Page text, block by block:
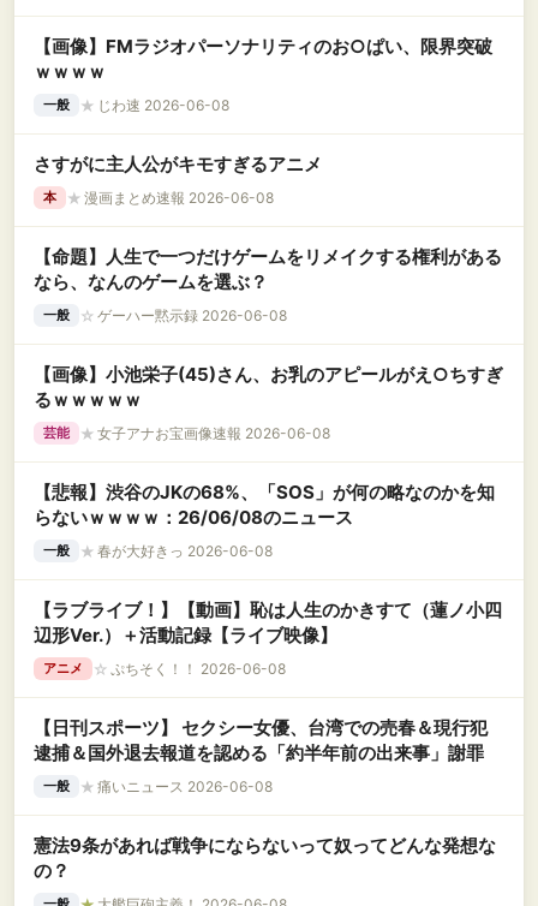
【画像】FMラジオパーソナリティのお○ぱい、限界突破
ｗｗｗｗ
一般 ★ じわ速 2026-06-08
さすがに主人公がキモすぎるアニメ
本 ★ 漫画まとめ速報 2026-06-08
【命題】人生で一つだけゲームをリメイクする権利がある
なら、なんのゲームを選ぶ？
一般 ☆ ゲーハー黙示録 2026-06-08
【画像】小池栄子(45)さん、お乳のアピールがえ○ちすぎ
るｗｗｗｗｗ
芸能 ★ 女子アナお宝画像速報 2026-06-08
【悲報】渋谷のJKの68%、「SOS」が何の略なのかを知
らないｗｗｗｗ：26/06/08のニュース
一般 ★ 春が大好きっ 2026-06-08
【ラブライブ！】【動画】恥は人生のかきすて（蓮ノ小四
辺形Ver.）＋活動記録【ライブ映像】
アニメ ☆ ぷちそく！！ 2026-06-08
【日刊スポーツ】 セクシー女優、台湾での売春＆現行犯
逮捕＆国外退去報道を認める「約半年前の出来事」謝罪
一般 ★ 痛いニュース 2026-06-08
憲法9条があれば戦争にならないって奴ってどんな発想な
の？